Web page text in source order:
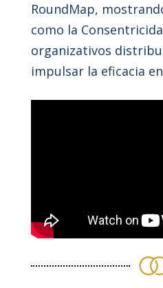
RoundMap,
como la
organizativos
impulsar la eficacia